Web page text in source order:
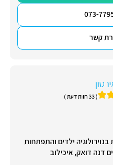
073-
קשר
( 33 חוות דעת )
בנוירולוגיה ילדים והתפתחות
דנה דואק, איכילוב